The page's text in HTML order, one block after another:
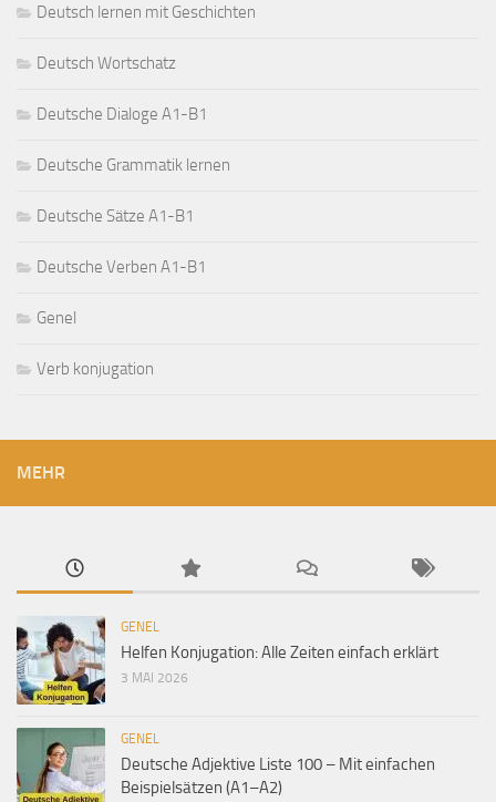
Deutsch lernen mit Geschichten
Deutsch Wortschatz
Deutsche Dialoge A1-B1
Deutsche Grammatik lernen
Deutsche Sätze A1-B1
Deutsche Verben A1-B1
Genel
Verb konjugation
MEHR
GENEL
Helfen Konjugation: Alle Zeiten einfach erklärt
3 MAI 2026
GENEL
Deutsche Adjektive Liste 100 – Mit einfachen
Beispielsätzen (A1–A2)